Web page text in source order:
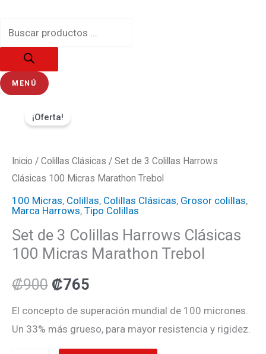
contenido
de
productos
MENÚ
¡Oferta!
Inicio / Colillas Clásicas / Set de 3 Colillas Harrows
Clásicas 100 Micras Marathon Trebol
100 Micras, Colillas, Colillas Clásicas, Grosor colillas,
Marca Harrows, Tipo Colillas
Set de 3 Colillas Harrows Clásicas
100 Micras Marathon Trebol
₡900
original
₡900.
₡765
actual
₡765.
El concepto de superación mundial de 100 micrones.
Un 33% más grueso, para mayor resistencia y rigidez.
Colillas
Harrows
Clásicas
100
Micras
Marathon
cantidad